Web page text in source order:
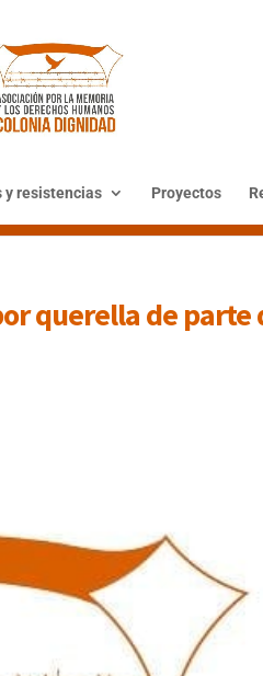
y resistencias Proyectos
querella de parte